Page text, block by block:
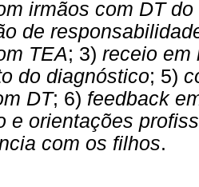
irmãos com DT
de
TEA; 3) receio em
do diagnóstico; 5)
DT; 6) feedback
e orientações
com os filhos.